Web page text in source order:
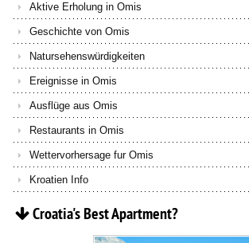
Aktive Erholung in Omis
Geschichte von Omis
Natursehenswürdigkeiten
Ereignisse in Omis
Ausflüge aus Omis
Restaurants in Omis
Wettervorhersage fur Omis
Kroatien Info
Croatia'sBestApartment?